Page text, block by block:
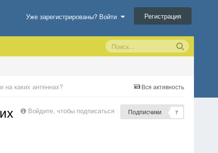
Уже зарегистрированы? Войти Регистрация
Вся активность
на каких антеннах?
Войдите, чтобы подписаться Подписчики 7